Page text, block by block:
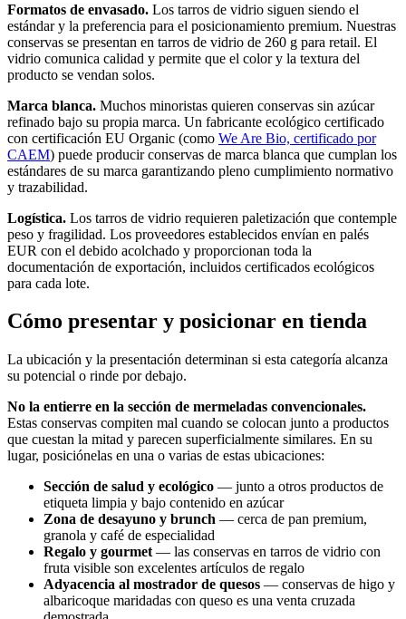
Formatos de envasado. Los tarros de vidrio siguen siendo el
estándar y la preferencia para el posicionamiento premium. Nuestras
conservas se presentan en tarros de vidrio de 260 g para retail. El
vidrio comunica calidad y permite que el color y la textura del
producto se vendan solos.
Marca blanca. Muchos minoristas quieren conservas sin azúcar
refinado bajo su propia marca. Un fabricante ecológico certificado
con certificación EU Organic (como We Are Bio, certificado por
CAEM) puede producir conservas de marca blanca que cumplan los
estándares de su marca garantizando pleno cumplimiento normativo
y trazabilidad.
Logística. Los tarros de vidrio requieren paletización que contemple
peso y fragilidad. Los proveedores establecidos envían en palés
EUR con el debido acolchado y proporcionan toda la
documentación de exportación, incluidos certificados ecológicos
para cada lote.
Cómo presentar y posicionar en tienda
La ubicación y la presentación determinan si esta categoría alcanza
su potencial o rinde por debajo.
No la entierre en la sección de mermeladas convencionales.
Estas conservas compiten mal cuando se colocan junto a productos
que cuestan la mitad y parecen superficialmente similares. En su
lugar, posiciónelas en una o varias de estas ubicaciones:
Sección de salud y ecológico — junto a otros productos de
etiqueta limpia y bajo contenido en azúcar
Zona de desayuno y brunch — cerca de pan premium,
granola y café de especialidad
Regalo y gourmet — las conservas en tarros de vidrio con
fruta visible son excelentes artículos de regalo
Adyacencia al mostrador de quesos — conservas de higo y
albaricoque maridadas con queso es una venta cruzada